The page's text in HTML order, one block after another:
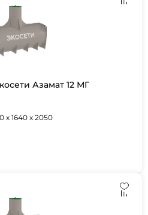
Азамат 12 МГ
х 1640 х 2050